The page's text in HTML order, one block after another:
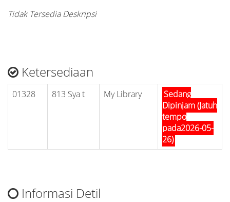
Tidak Tersedia Deskripsi
Ketersediaan
01328 813 Sya t My Library
Sedang
Dipinjam (Jatuh
tempo
pada2026-05-
26)
Informasi Detil